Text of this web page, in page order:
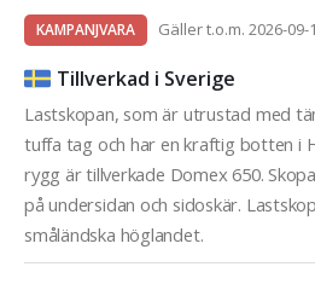
KAMPANJVARA Gäller t.o.m. 2026-09-
Tillverkad i Sverige
Lastskopan, som är utrustad med
tuffa tag och har en kraftig botten i
rygg är tillverkade Domex 650.
på undersidan och sidoskär.
småländska höglandet.